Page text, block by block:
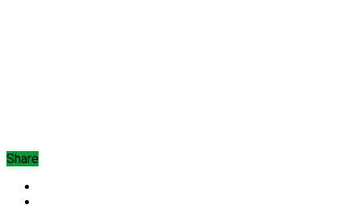
Share